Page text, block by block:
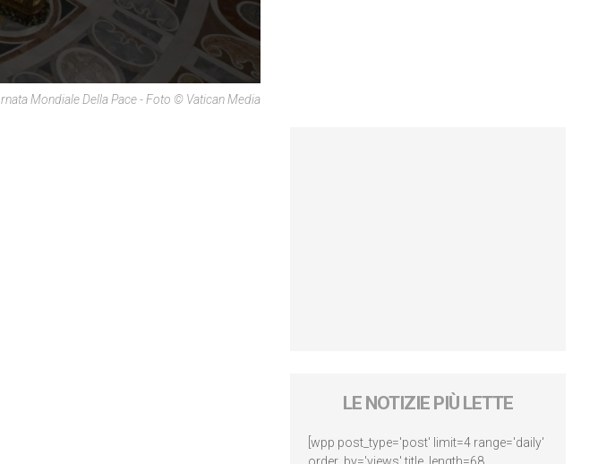
Mondiale Della Pace - Foto © Vatican Media
LE NOTIZIE PIÙ LETTE
[wpp post_type='post' limit=4 range='daily'
order_by='views' title_length=68